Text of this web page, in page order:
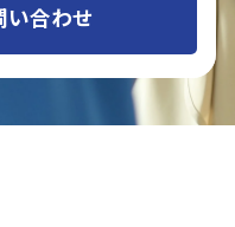
い合わせ